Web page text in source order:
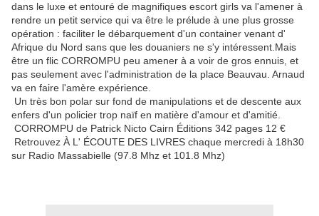
dans le luxe et entouré de magnifiques escort girls va l'amener à
rendre un petit service qui va être le prélude à une plus grosse
opération : faciliter le débarquement d'un container venant d'
Afrique du Nord sans que les douaniers ne s'y intéressent.Mais
être un flic CORROMPU peu amener à a voir de gros ennuis, et
pas seulement avec l'administration de la place Beauvau. Arnaud
va en faire l'amère expérience.
Un très bon polar sur fond de manipulations et de descente aux
enfers d'un policier trop naïf en matière d'amour et d'amitié.
CORROMPU de Patrick Nicto Cairn Éditions 342 pages 12 €
Retrouvez À L' ÉCOUTE DES LIVRES chaque mercredi à 18h30
sur Radio Massabielle (97.8 Mhz et 101.8 Mhz)